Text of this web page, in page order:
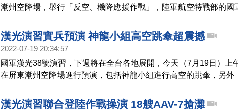
潮州空降場，舉行「反空、機降應援作戰」，陸軍航空特戰部的國
傘兵，從六千英呎高空降落，場面壯觀，另外，陸軍金門防衛指揮
也在一早5點半，也進行反登陸實彈射擊，驗證國軍聯合戰力發揮。
漢光演習實兵預演 神龍小組高空跳傘超震撼
2022-07-19 20:34:57
國軍漢光38號演習，下週將在全台各地展開，今天（7月19日）上
在屏東潮州空降場進行預演，包括神龍小組進行高空的跳傘，另外
C130運輸機，也搭載60位傘兵，從低空跳傘，許多民眾一早就到
觀看，直呼真的很震撼。
漢光演習聯合登陸作戰操演 18艘AAV-7搶灘